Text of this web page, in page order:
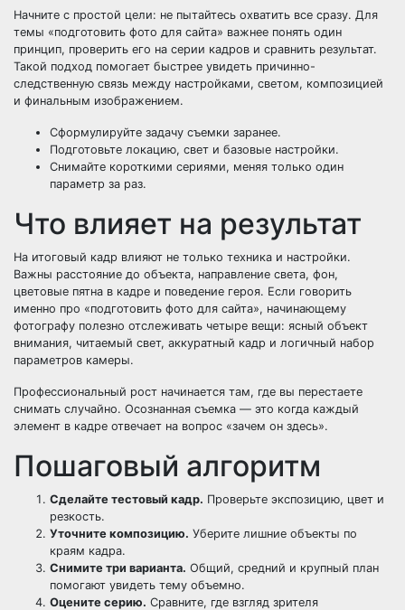
Начните с простой цели: не пытайтесь охватить все сразу. Для
темы «подготовить фото для сайта» важнее понять один
принцип, проверить его на серии кадров и сравнить результат.
Такой подход помогает быстрее увидеть причинно-
следственную связь между настройками, светом, композицией
и финальным изображением.
Сформулируйте задачу съемки заранее.
Подготовьте локацию, свет и базовые настройки.
Снимайте короткими сериями, меняя только один
параметр за раз.
Что влияет на результат
На итоговый кадр влияют не только техника и настройки.
Важны расстояние до объекта, направление света, фон,
цветовые пятна в кадре и поведение героя. Если говорить
именно про «подготовить фото для сайта», начинающему
фотографу полезно отслеживать четыре вещи: ясный объект
внимания, читаемый свет, аккуратный кадр и логичный набор
параметров камеры.
Профессиональный рост начинается там, где вы перестаете
снимать случайно. Осознанная съемка — это когда каждый
элемент в кадре отвечает на вопрос «зачем он здесь».
Пошаговый алгоритм
Сделайте тестовый кадр. Проверьте экспозицию, цвет и
резкость.
Уточните композицию. Уберите лишние объекты по
краям кадра.
Снимите три варианта. Общий, средний и крупный план
помогают увидеть тему объемно.
Оцените серию. Сравните, где взгляд зрителя